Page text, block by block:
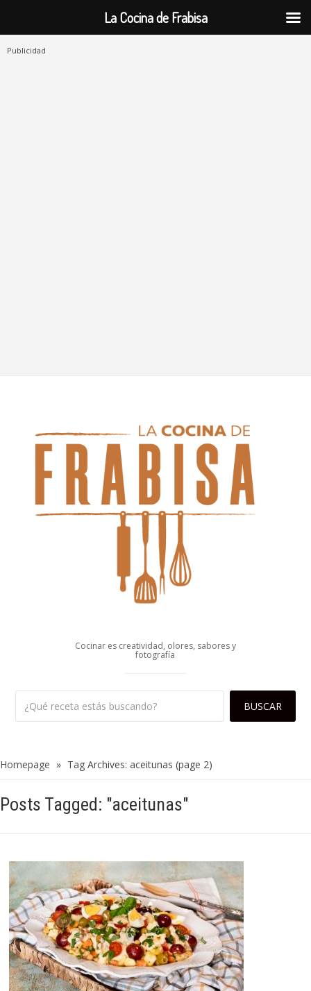
Publicidad
Cocinar es creatividad, olores, sabores y
fotografía
Homepage » Tag Archives: aceitunas (page 2)
Posts Tagged: "aceitunas"
La Cocina de Frabisa